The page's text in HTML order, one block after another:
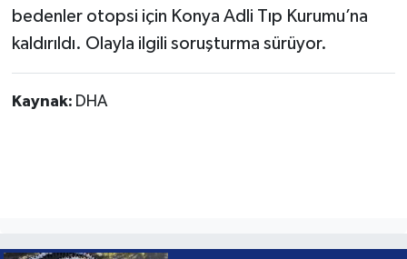
bedenler otopsi için Konya Adli Tıp Kurumu’na
kaldırıldı. Olayla ilgili soruşturma sürüyor.
Kaynak: DHA